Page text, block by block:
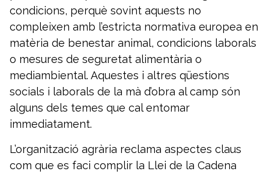
condicions, perquè sovint aquests no
compleixen amb l’estricta normativa europea en
matèria de benestar animal, condicions laborals
o mesures de seguretat alimentària o
mediambiental. Aquestes i altres qüestions
socials i laborals de la mà d’obra al camp són
alguns dels temes que cal entomar
immediatament.
L’organització agrària reclama aspectes claus
com que es faci complir la Llei de la Cadena